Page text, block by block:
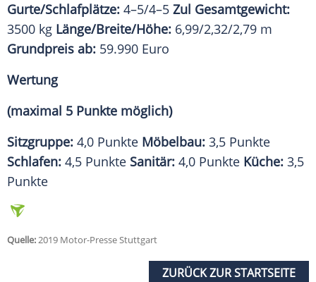
Gurte/Schlafplätze: 4–5/4–5 Zul Gesamtgewicht:
3500 kg Länge/Breite/Höhe: 6,99/2,32/2,79 m
Grundpreis ab: 59.990 Euro
Wertung
(maximal 5 Punkte möglich)
Sitzgruppe: 4,0 Punkte Möbelbau: 3,5 Punkte
Schlafen: 4,5 Punkte Sanitär: 4,0 Punkte Küche: 3,5
Punkte
Quelle:2019 Motor-Presse Stuttgart
ZURÜCK ZUR STARTSEITE